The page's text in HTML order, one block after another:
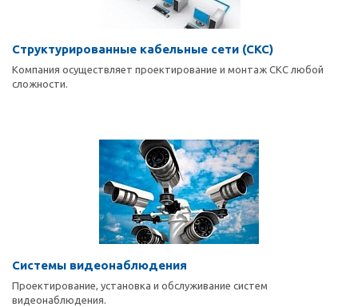
Структурированные кабельные сети (СКС)
Компания осуществляет проектирование и монтаж СКС любой
сложности.
Системы видеонаблюдения
Проектирование, установка и обслуживание систем
видеонаблюдения.